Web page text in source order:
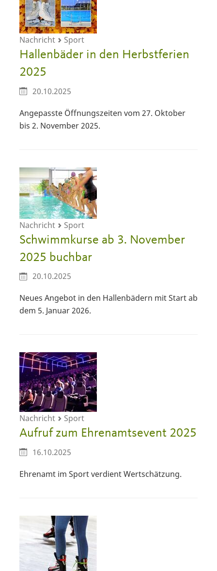
Nachricht Sport
Hallenbäder in den Herbstferien
2025
20.10.2025
Angepasste Öffnungszeiten vom 27. Oktober
bis 2. November 2025.
Nachricht Sport
Schwimmkurse ab 3. November
2025 buchbar
20.10.2025
Neues Angebot in den Hallenbädern mit Start ab
dem 5. Januar 2026.
Nachricht Sport
Aufruf zum Ehrenamtsevent 2025
16.10.2025
Ehrenamt im Sport verdient Wertschätzung.